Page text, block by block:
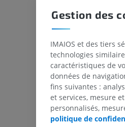
Bovin - Anatomie générale
Illustrations
Gestion des
IMAIOS et des tiers
technologies
caractéristiques de
données de
fins suivantes :
et services, mesure
personnalisés,
politique de